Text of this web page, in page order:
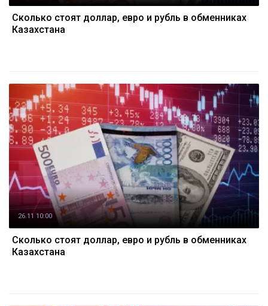
Cколько стоят доллар, евро и рубль в обменниках
Казахстана
26.11 10:00
Cколько стоят доллар, евро и рубль в обменниках
Казахстана